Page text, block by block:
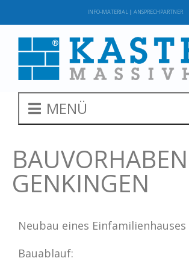
INFO-MATERIAL| ANSPRECHPARTNER
MENÜ
GENKINGEN
Neubau eines
Bauablauf: